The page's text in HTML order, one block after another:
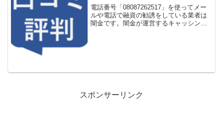
電話番号「08087262517」を使ってメー
ルや電話で融資の勧誘をしている業者は
闇金です。闇金が運営するキャッシング
スポンサーリンク